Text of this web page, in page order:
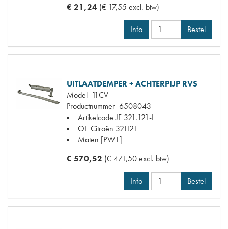
€ 21,24 (€ 17,55 excl. btw)
Info Bestel
UITLAATDEMPER + ACHTERPIJP RVS
Model 11CV
Productnummer 6508043
Artikelcode JF 321.121-I
OE Citroën 321121
Maten [PW1]
€ 570,52 (€ 471,50 excl. btw)
Info Bestel